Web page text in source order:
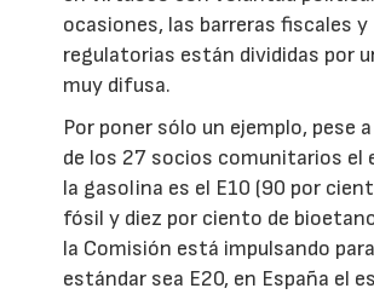
ocasiones, las barreras fiscales y
regulatorias están divididas por
muy difusa.
Por poner sólo un ejemplo, pese
de los 27 socios comunitarios el
la gasolina es el E10 (90 por
fósil y diez por ciento de
la Comisión está impulsando
estándar sea E20, en España el